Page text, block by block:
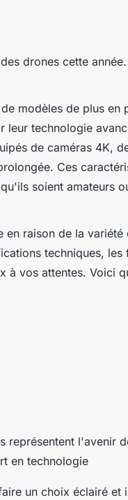
drones cette année.
modèles de plus en
leur technologie
de caméras 4K,
Ces
soient amateurs
en raison de la variété
techniques, les
à vos attentes. Voici
représentent l'avenir
en technologie
un choix éclairé et